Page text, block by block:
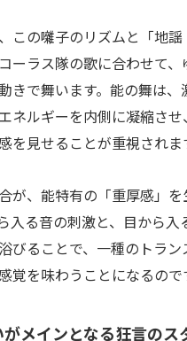
この囃子のリズムと「地謡
ーラス隊の歌に合わせて、
きで舞います。能の舞は、
ネルギーを内側に凝縮さ
を見せることが重視されま
が、能特有の「重厚感」を
入る音の刺激と、目から入
びることで、一種のトラン
覚を味わうことになるので
メインとなる狂言のス